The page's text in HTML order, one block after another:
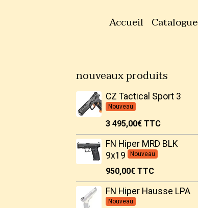
Accueil Catalogue
nouveaux produits
CZ Tactical Sport 3
Nouveau
3 495,00€TTC
FN Hiper MRD BLK
9x19 Nouveau
950,00€TTC
FN Hiper Hausse LPA
Nouveau